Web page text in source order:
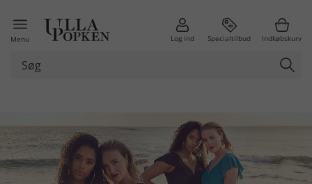
Menu Log ind Specialtilbud Indkøbskurv